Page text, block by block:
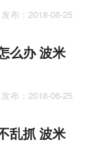
发布：2018-06-25
么办 波米
发布：2018-06-25
乱抓 波米